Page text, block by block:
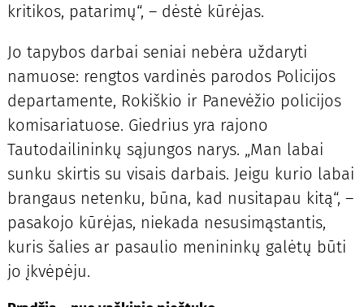
kritikos, patarimų“, – dėstė kūrėjas.
Jo tapybos darbai seniai nebėra uždaryti
namuose: rengtos vardinės parodos Policijos
departamente, Rokiškio ir Panevėžio policijos
komisariatuose. Giedrius yra rajono
Tautodailininkų sąjungos narys. „Man labai
sunku skirtis su visais darbais. Jeigu kurio labai
brangaus netenku, būna, kad nusitapau kitą“, –
pasakojo kūrėjas, niekada nesusimąstantis,
kuris šalies ar pasaulio menininkų galėtų būti
jo įkvėpėju.